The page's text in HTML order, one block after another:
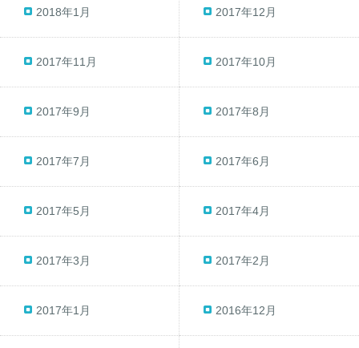
2018年1月 2017年12月
2017年11月 2017年10月
2017年9月 2017年8月
2017年7月 2017年6月
2017年5月 2017年4月
2017年3月 2017年2月
2017年1月 2016年12月